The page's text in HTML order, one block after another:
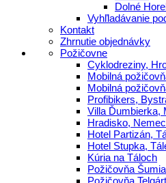
Dolné
Vyhľladávanie
Kontakt
Zhrnutie objednávky
Požičovne
Cyklodreziny,
Mobilná
Mobilná
Profibikers,
Villa Ďumbierka,
Hradisko,
Hotel Partizán,
Hotel Stupka,
Kúria na Táloch
Požičovňa
Požičovňa Telgárt